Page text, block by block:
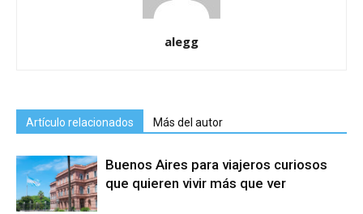
alegg
Artículo relacionados Más del autor
Buenos Aires para viajeros curiosos
que quieren vivir más que ver